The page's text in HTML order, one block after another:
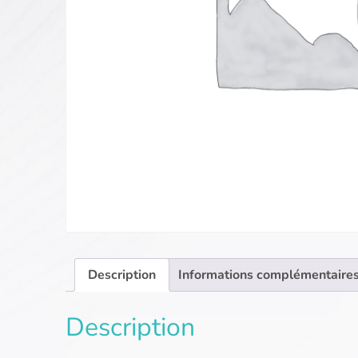
Description Informations
Description